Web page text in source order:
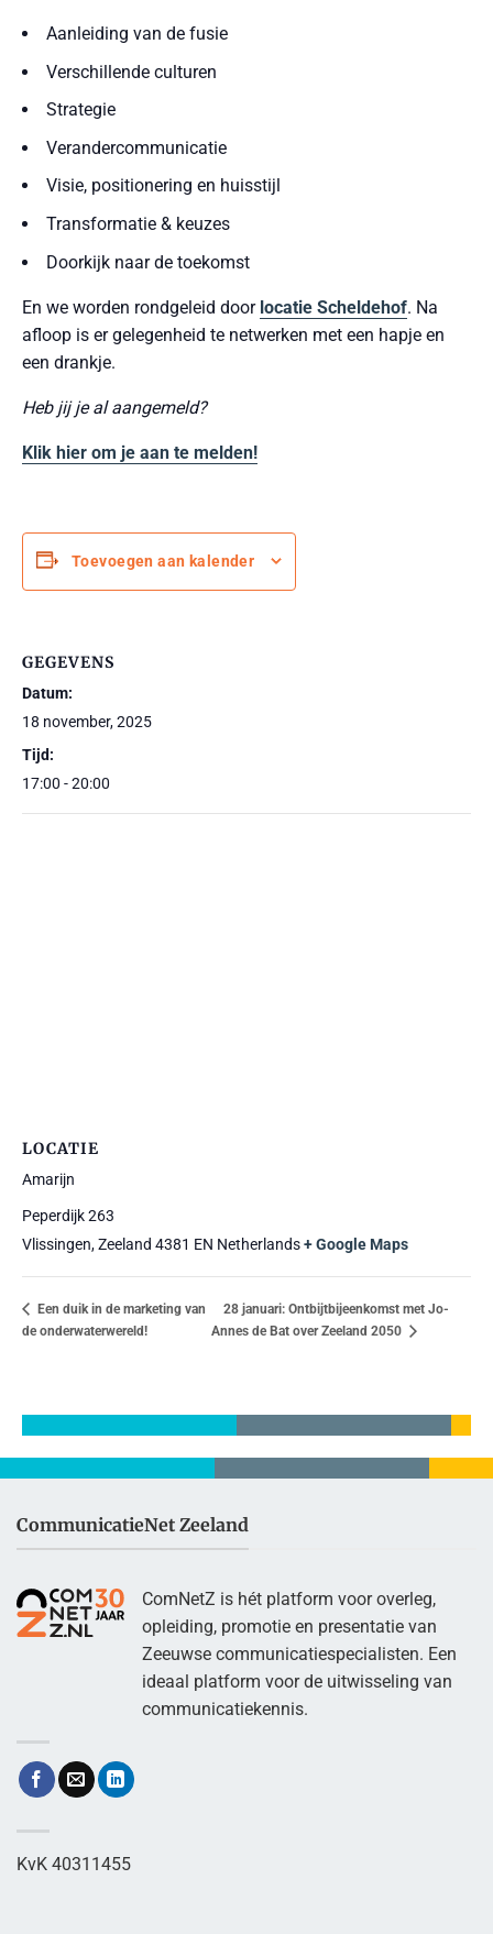
Aanleiding van de fusie
Verschillende culturen
Strategie
Verandercommunicatie
Visie, positionering en huisstijl
Transformatie & keuzes
Doorkijk naar de toekomst
En we worden rondgeleid door locatie Scheldehof. Na
afloop is er gelegenheid te netwerken met een hapje en
een drankje.
Heb jij je al aangemeld?
Klik hier om je aan te melden!
Toevoegen aan kalender
GEGEVENS
Datum:
18 november, 2025
Tijd:
17:00 - 20:00
LOCATIE
Amarijn
Peperdijk 263
Vlissingen,Zeeland 4381 EN Netherlands+ Google Maps
Een duik in de marketing van
de onderwaterwereld!
28 januari: Ontbijtbijeenkomst met Jo-
Annes de Bat over Zeeland 2050
CommunicatieNet Zeeland
ComNetZ is hét platform voor overleg,
opleiding, promotie en presentatie van
Zeeuwse communicatiespecialisten. Een
ideaal platform voor de uitwisseling van
communicatiekennis.
KvK 40311455